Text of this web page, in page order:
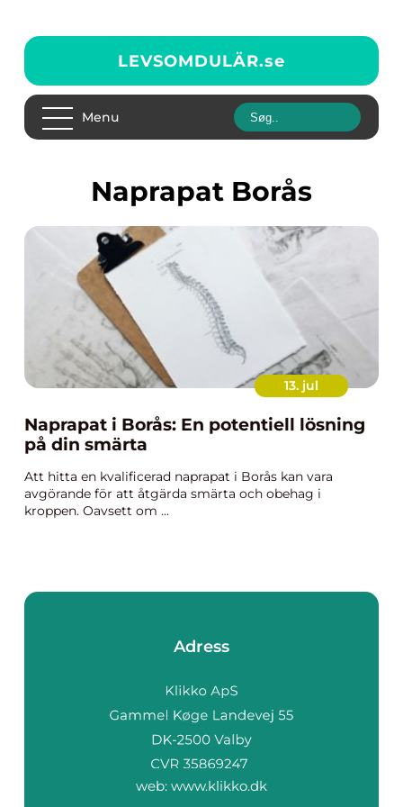
LEVSOMDULÄR.se
Menu
Naprapat Borås
13. jul
Naprapat i Borås: En potentiell lösning
på din smärta
Att hitta en kvalificerad naprapat i Borås kan vara
avgörande för att åtgärda smärta och obehag i
kroppen. Oavsett om ...
Adress
web: www.klikko.dk